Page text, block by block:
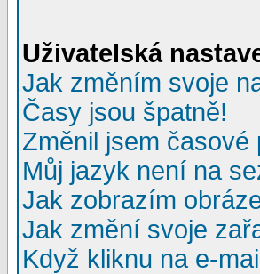
Uživatelská
Jak změním svoje
Časy jsou špatně!
Změnil jsem časové
Můj jazyk není na
Jak zobrazím
Jak změní svoje
Když kliknu na e-